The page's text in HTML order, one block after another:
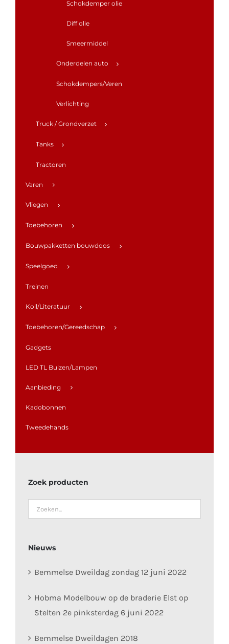
Schokdemper olie
Diff olie
Smeermiddel
Onderdelen auto
Schokdempers/Veren
Verlichting
Truck / Grondverzet
Tanks
Tractoren
Varen
Vliegen
Toebehoren
Bouwpakketten bouwdoos
Speelgoed
Treinen
Koll/Literatuur
Toebehoren/Gereedschap
Gadgets
LED TL Buizen/Lampen
Aanbieding
Kadobonnen
Tweedehands
Zoek producten
Nieuws
Bemmelse Dweildag zondag 12 juni 2022
Hobma Modelbouw op de braderie Elst op
Stelten 2e pinksterdag 6 juni 2022
Bemmelse Dweildagen 2018